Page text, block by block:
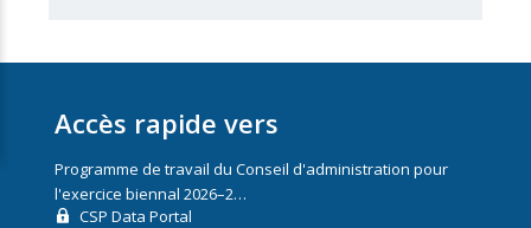
Accès rapide vers
Programme de travail du Conseil d'administration pour
l'exercice biennal 2026–2…
CSP Data Portal